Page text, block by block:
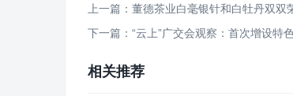
上一篇：董德茶业白毫银针和白牡丹双
下一篇：“云上”广交会观察：首次增设特
相关推荐